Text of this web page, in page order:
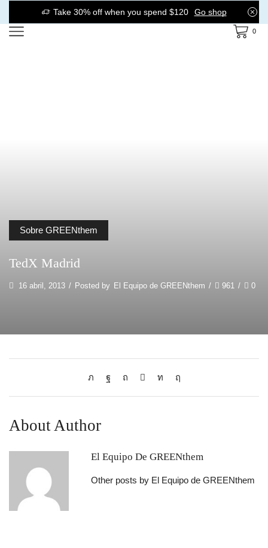
Take 30% off when you spend $120 Go shop
0
Sobre GREENthem
TedX Madrid
16 abril, 2013 / Posted by El Equipo de GREENthem / 961 / 0
About Author
El Equipo De GREENthem
Other posts by El Equipo de GREENthem